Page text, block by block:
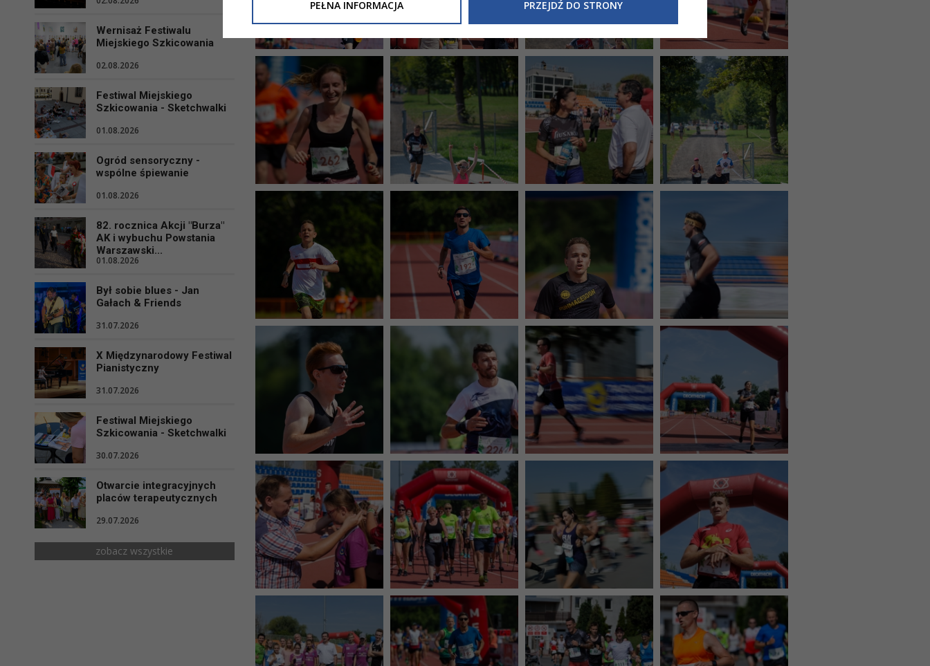
Wernisaż Festiwalu
Miejskiego Szkicowania
02.08.2026
Festiwal Miejskiego
Szkicowania - Sketchwalki
01.08.2026
Ogród sensoryczny -
wspólne śpiewanie
01.08.2026
82. rocznica Akcji "Burza"
AK i wybuchu Powstania
Warszawski...
01.08.2026
Był sobie blues - Jan
Gałach & Friends
31.07.2026
X Międzynarodowy Festiwal
Pianistyczny
31.07.2026
Festiwal Miejskiego
Szkicowania - Sketchwalki
30.07.2026
Otwarcie integracyjnych
placów terapeutycznych
29.07.2026
zobacz wszystkie
Niniejsza informacja nie wymaga od Państwa żadnych dodatkowych działań.
PEŁNA INFORMACJA PRZEJDŹ DO STRONY